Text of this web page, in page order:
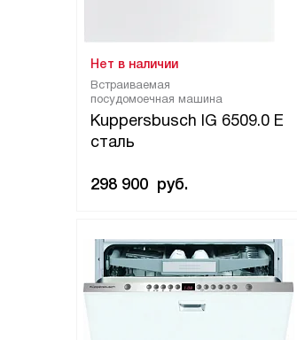
Встраиваемая
посудомоечная машина
Kuppersbusch IG 6509.0 E
сталь
Нет в наличии
298 900 руб.